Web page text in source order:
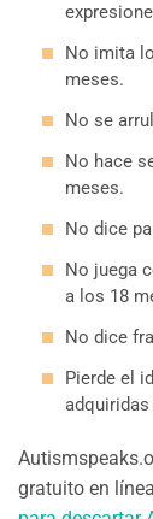
No imita
meses.
No se
No hace
meses.
No dice
No juega
a los 18
No dice
Pierde el
adquiridas
gratuito en